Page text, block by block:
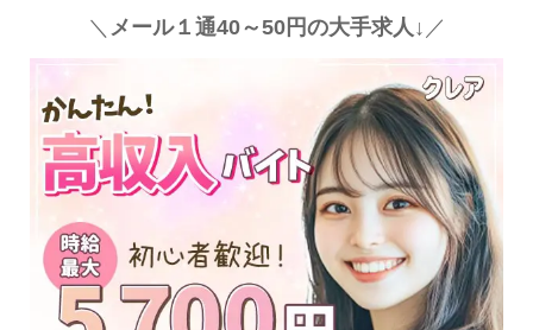
＼ メール１通40～50円の大手求人↓ ／